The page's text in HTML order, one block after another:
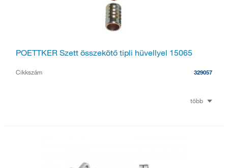
POETTKER Szett összekötő tipli hüvellyel 15065
Cikkszám 329057
több